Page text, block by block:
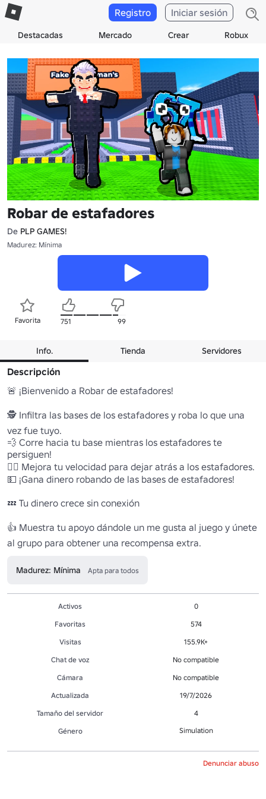
Destacadas Mercado Crear Robux
Registro Iniciar sesión
Robar de estafadores
De PLP GAMES!
Madurez: Mínima
Favorita 751 99
Info. Tienda Servidores
Descripción
🚨 ¡Bienvenido a Robar de estafadores!
🕵️ Infiltra las bases de los estafadores y roba lo que una
vez fue tuyo.
💨 Corre hacia tu base mientras los estafadores te
persiguen!
🏃‍♂️ Mejora tu velocidad para dejar atrás a los estafadores.
💵 ¡Gana dinero robando de las bases de estafadores!
💤 Tu dinero crece sin conexión
👍 Muestra tu apoyo dándole un me gusta al juego y únete
Madurez: Mínima Apta para todos
Activos
0
Favoritas
574
Visitas
155.9K+
Chat de voz
No compatible
Cámara
No compatible
Actualizada
19/7/2026
Tamaño del servidor
4
Género
Simulation
Denunciar abuso